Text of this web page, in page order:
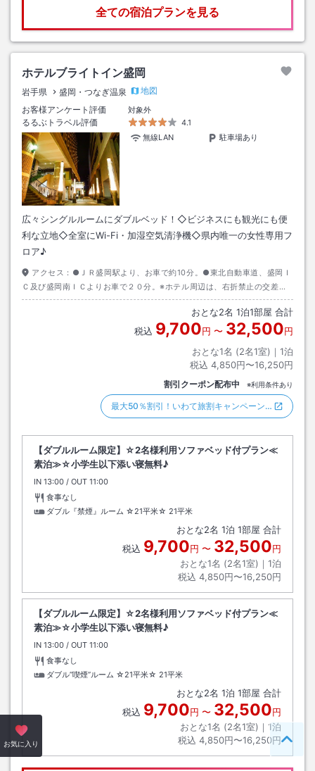
全ての宿泊プランを見る
ホテルブライトイン盛岡
岩手県 盛岡・つなぎ温泉
地図
お客様アンケート評価
対象外
るるぶトラベル評価
4.1
無線LAN
駐車場あり
広々シングルルームにダブルベッド！◇ビジネスにも観光にも便
利な立地◇全室にWi-Fi・加湿空気清浄機◇県内唯一の女性専用フ
ロア♪
アクセス： ●ＪＲ盛岡駅より、お車で約10分。●東北自動車道、盛岡Ｉ
Ｃ及び盛岡南ＩＣよりお車で２０分。※ホテル周辺は、右折禁止の交差点
や一方通行の道路が多いので道路標識に充分ご注意ください。
おとな2名 1泊1部屋 合計
税込 9,700円 〜 32,500円
おとな1名 (2名1室)｜ 1泊
税込 4,850円〜16,250円
割引クーポン配布中 ※利用条件あり
最大50％割引！いわて旅割キャンペーン…
【ダブルルーム限定】☆2名様利用ソファベッド付プラン≪
素泊≫☆小学生以下添い寝無料♪
IN チェックイン
13:00 / OUT チェックアウト
11:00
食事なし
ダブル『禁煙』ルーム ☆21平米☆ 21平米
おとな2名 1泊 1部屋 合計
税込 9,700円 〜 32,500円
おとな1名 (2名1室)｜ 1泊
税込 4,850円〜16,250円
【ダブルルーム限定】☆2名様利用ソファベッド付プラン≪
素泊≫☆小学生以下添い寝無料♪
IN チェックイン
13:00 / OUT チェックアウト
11:00
食事なし
ダブル”喫煙”ルーム ☆21平米☆ 21平米
おとな2名 1泊 1部屋 合計
税込 9,700円 〜 32,500円
おとな1名 (2名1室)｜ 1泊
税込 4,850円〜16,250円
お気に入り ペー